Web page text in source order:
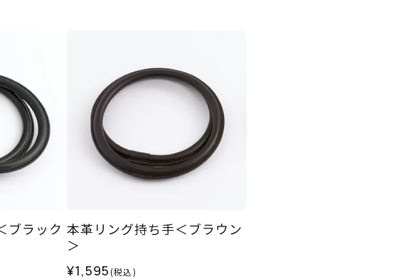
ブラック 本革リング持ち手＜ブラウン
＞
¥1,595(税込)